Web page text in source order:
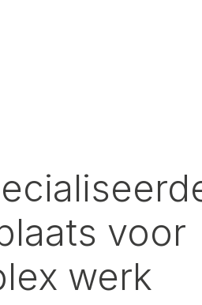
voor
werk